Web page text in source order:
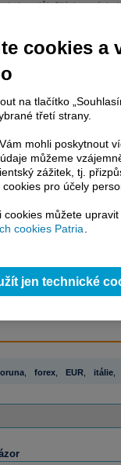
je bez důležitých nových
článku je
Pluspřípadně
služeb, potom je nutné se
placeného
ke
bez
komentáře a
a v plné verzi.
servis, rozsáhlé
avaluace
, forex, EUR, itálie,
cookies a
na tlačítko
třetí strany.
mohli poskytnout
můžeme
zážitek, tj.
pro účely
cookies můžete upravit
cookies Patria
jen technické